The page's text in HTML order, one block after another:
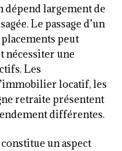
largement de
Le passage d’un
placements peut
une
Les
locatif, les
retraite présentent
différentes.
un aspect